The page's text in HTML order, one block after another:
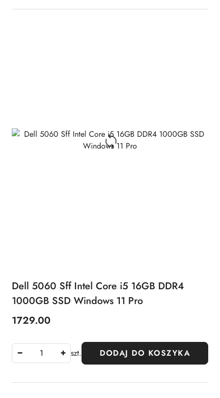
Dell 5060 Sff Intel Core i5 16GB DDR4
1000GB SSD Windows 11 Pro
Cena:
1729.00
szt. DODAJ DO KOSZYKA